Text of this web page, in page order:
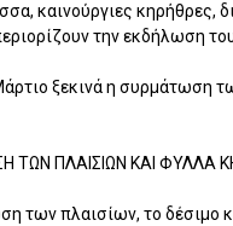
καινούργιες κηρήθρες,
την εκδήλωση
ξεκινά η συρμάτωση
ΤΩΝ ΠΛΑΙΣΙΩΝ ΚΑΙ ΦΥΛΛΑ
των πλαισίων, το δέσιμο